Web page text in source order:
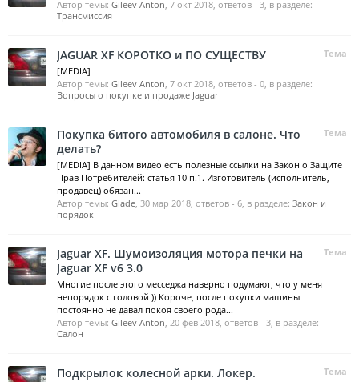
Автор темы: Gileev Anton, 7 окт 2018, ответов - 3, в разделе:
Трансмиссия
Тема
JAGUAR XF КОРОТКО и ПО СУЩЕСТВУ
[MEDIA]
Автор темы: Gileev Anton, 7 окт 2018, ответов - 0, в разделе:
Вопросы о покупке и продаже Jaguar
Тема
Покупка битого автомобиля в салоне. Что
делать?
[MEDIA] В данном видео есть полезные ссылки на Закон о Защите
Прав Потребителей: статья 10 п.1. Изготовитель (исполнитель,
продавец) обязан...
Автор темы: Glade, 30 мар 2018, ответов - 6, в разделе: Закон и
порядок
Тема
Jaguar XF. Шумоизоляция мотора печки на
Jaguar XF v6 3.0
Многие после этого месседжа наверно подумают, что у меня
непорядок с головой )) Короче, после покупки машины
постоянно не давал покоя своего рода...
Автор темы: Gileev Anton, 20 фев 2018, ответов - 3, в разделе:
Салон
Тема
Подкрылок колесной арки. Локер.